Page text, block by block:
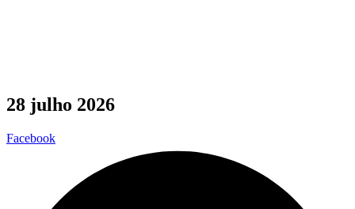
28 julho 2026
Facebook